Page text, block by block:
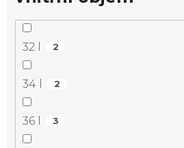
32 l 2
34 l 2
36 l 3